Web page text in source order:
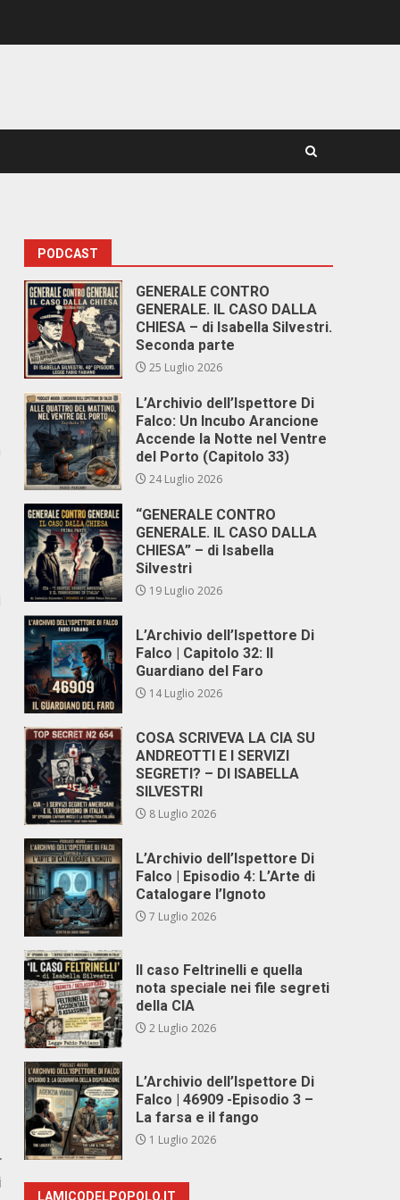
PODCAST
GENERALE CONTRO
GENERALE. IL CASO DALLA
CHIESA – di Isabella Silvestri.
Seconda parte
25 Luglio 2026
L’Archivio dell’Ispettore Di
Falco: Un Incubo Arancione
Accende la Notte nel Ventre
del Porto (Capitolo 33)
24 Luglio 2026
“GENERALE CONTRO
GENERALE. IL CASO DALLA
CHIESA” – di Isabella
Silvestri
19 Luglio 2026
L’Archivio dell’Ispettore Di
Falco | Capitolo 32: Il
Guardiano del Faro
14 Luglio 2026
COSA SCRIVEVA LA CIA SU
ANDREOTTI E I SERVIZI
SEGRETI? – DI ISABELLA
SILVESTRI
8 Luglio 2026
L’Archivio dell’Ispettore Di
Falco | Episodio 4: L’Arte di
Catalogare l’Ignoto
7 Luglio 2026
Il caso Feltrinelli e quella
nota speciale nei file segreti
della CIA
2 Luglio 2026
L’Archivio dell’Ispettore Di
Falco | 46909 -Episodio 3 –
La farsa e il fango
1 Luglio 2026
LAMICODELPOPOLO.IT